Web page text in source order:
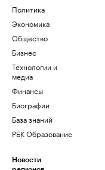
Политика
Экономика
Общество
Бизнес
Технологии и
медиа
Финансы
Биографии
База знаний
РБК Образование
Новости